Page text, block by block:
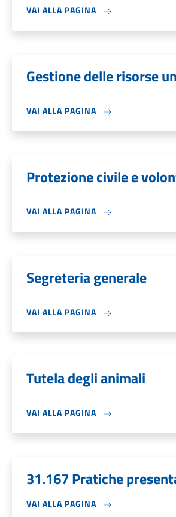
VAI ALLA PAGINA
Gestione delle risorse
VAI ALLA PAGINA
Protezione civile e
VAI ALLA PAGINA
Segreteria generale
VAI ALLA PAGINA
Tutela degli animali
VAI ALLA PAGINA
31.167 Pratiche
VAI ALLA PAGINA